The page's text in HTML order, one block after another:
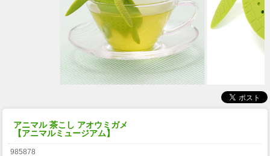
アニマル 茶こし アオウミガメ
【アニマルミュージアム】
985878